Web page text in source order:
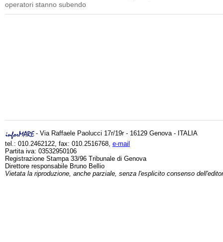
operatori stanno subendo
- Via Raffaele Paolucci 17r/19r - 16129 Genova - ITALIA
tel.: 010.2462122, fax: 010.2516768, e-mail
Partita iva: 03532950106
Registrazione Stampa 33/96 Tribunale di Genova
Direttore responsabile Bruno Bellio
Vietata la riproduzione, anche parziale, senza l'esplicito consenso